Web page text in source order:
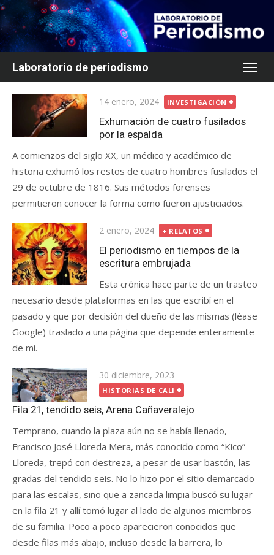
Saltar
al
contenido
Laboratorio de periodismo
Publicada
el
14 enero, 2024 INVESTIGACIÓN
Exhumación de cuatro fusilados
por la espalda
A comienzos del siglo XX, un médico y académico de
historia exhumó los restos de cuatro hombres fusilados el
29 de octubre de 1816. Sus métodos forenses
permitieron conocer la forma como fueron ajusticiados.
Publicada
el
2 enero, 2024 + RELATOS
El periodismo en tiempos de la
escritura embrujada
Esta crónica hace parte de un trasteo
necesario desde plataformas en las que escribí en el
pasado y que por decisión del dueño de las mismas (léase
Google) traslado a una página que depende enteramente
de mí.
Publicada
el
30 diciembre, 2023
HISTORIAS DE CALI
Fila 21, tendido seis, Arena Cañaveralejo
Temprano, cuando la plaza aún no se había llenado,
Francisco José Lloreda Mera, más conocido como “Kico”
Lloreda, trepó con destreza, a pesar de usar bastón, las
gradas del tendido seis. No lo hizo por el sitio demarcado
para las escalas, sino que a zancada limpia buscó su lugar
en la fila 21 y allí tomó lugar al lado de algunos miembros
de su familia. Poco a poco aparecieron conocidos que
desde filas más abajo, incluso desde la barrera, lo